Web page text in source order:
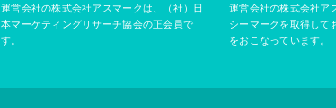
運営会社の株式会社アスマークは、（社）日
本マーケティングリサーチ協会の正会員で
す。
運営会社の株式会社ア
シーマークを取得して
をおこなっています。